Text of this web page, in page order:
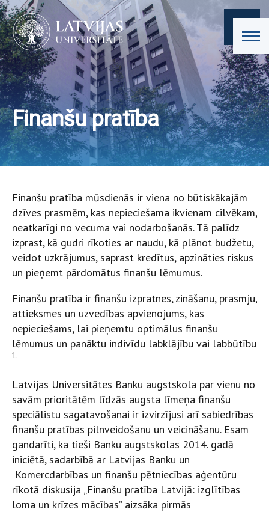
Finanšu pratība
Finanšu pratība mūsdienās ir viena no būtiskākajām
dzīves prasmēm, kas nepieciešama ikvienam cilvēkam,
neatkarīgi no vecuma vai nodarbošanās. Tā palīdz
izprast, kā gudri rīkoties ar naudu, kā plānot budžetu,
veidot uzkrājumus, saprast kredītus, apzināties riskus
un pieņemt pārdomātus finanšu lēmumus.
Finanšu pratība ir finanšu izpratnes, zināšanu, prasmju,
attieksmes un uzvedības apvienojums, kas
nepieciešams, lai pieņemtu optimālus finanšu
lēmumus un panāktu indivīdu labklājību vai labbūtību
1.
Latvijas Universitātes Banku augstskola par vienu no
savām prioritātēm līdzās augsta līmeņa finanšu
speciālistu sagatavošanai ir izvirzījusi arī sabiedrības
finanšu pratības pilnveidošanu un veicināšanu. Esam
gandarīti, ka tieši Banku augstskolas 2014. gadā
iniciētā, sadarbībā ar Latvijas Banku un
Komercdarbības un finanšu pētniecības aģentūru
rīkotā diskusija „Finanšu pratība Latvijā: izglītības
loma un krīzes mācības” aizsāka pirmās